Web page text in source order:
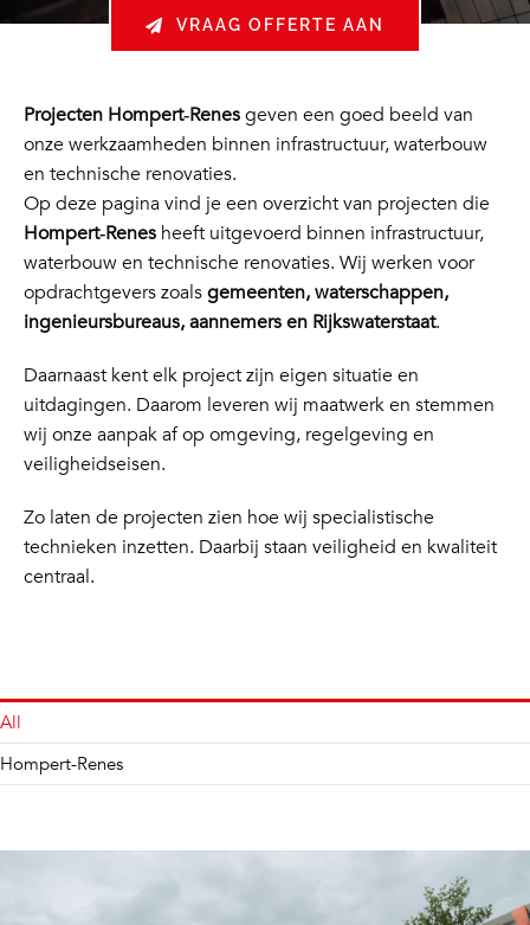
VRAAG OFFERTE AAN
Projecten Hompert‑Renesgeven een goed beeld van
onze werkzaamheden binnen infrastructuur, waterbouw
en technische renovaties.
Op deze pagina vind je een overzicht van projecten die
Hompert‑Renesheeft uitgevoerd binnen infrastructuur,
waterbouw en technische renovaties. Wij werken voor
opdrachtgevers zoalsgemeenten, waterschappen,
ingenieursbureaus, aannemers en Rijkswaterstaat.
Daarnaast kent elk project zijn eigen situatie en
uitdagingen. Daarom leveren wij maatwerk en stemmen
wij onze aanpak af op omgeving, regelgeving en
veiligheidseisen.
Zo laten de projecten zien hoe wij specialistische
technieken inzetten. Daarbij staan veiligheid en kwaliteit
centraal.
All
Hompert-Renes